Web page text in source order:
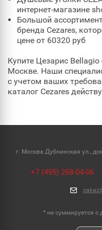
интернет-магазине
Большой
бренда Cezares,
цене от 60320 руб
Купите Цезарис Bellagio
Москве. Наши
с учетом ваших
каталог Cezares
г. Москва Дубнинская ул.,
+7 (495) 268-04-06
* не суммируется с